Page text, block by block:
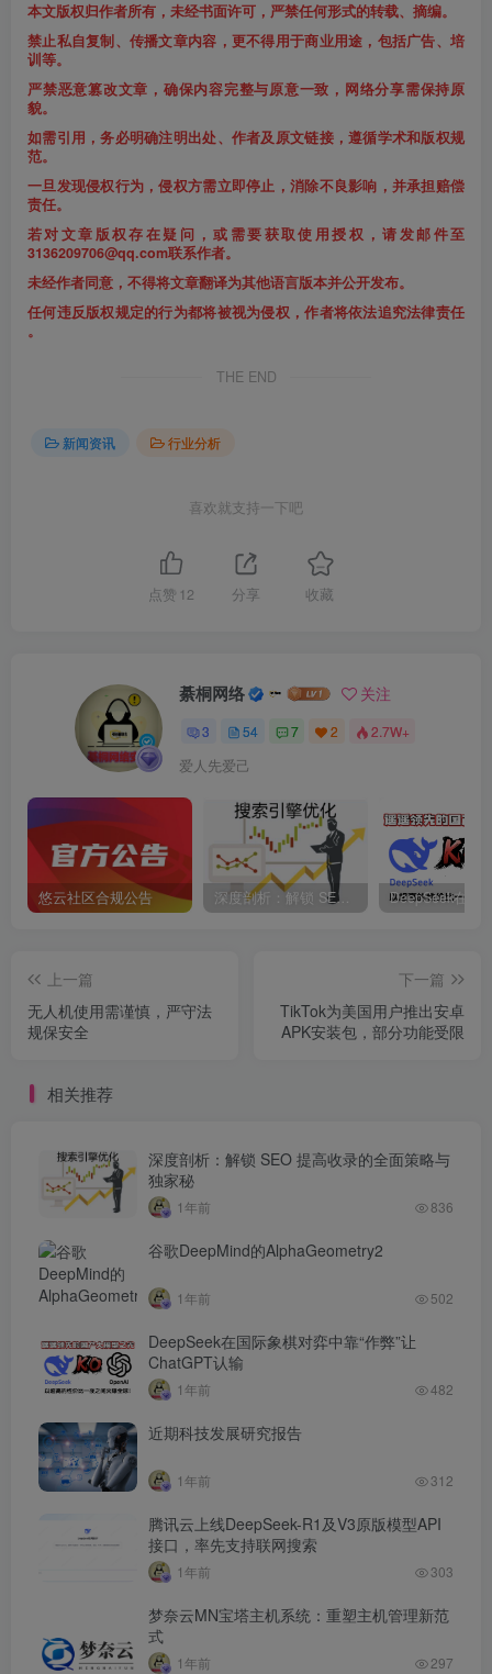
本文版权归作者所有，未经书面许可，严禁任何形式的转载、摘编。
禁止私自复制、传播文章内容，更不得用于商业用途，包括广告、培
训等。
严禁恶意篡改文章，确保内容完整与原意一致，网络分享需保持原
貌。
如需引用，务必明确注明出处、作者及原文链接，遵循学术和版权规
范。
一旦发现侵权行为，侵权方需立即停止，消除不良影响，并承担赔偿
责任。
若对文章版权存在疑问，或需要获取使用授权，请发邮件至
3136209706@qq.com联系作者。
未经作者同意，不得将文章翻译为其他语言版本并公开发布。
任何违反版权规定的行为都将被视为侵权，作者将依法追究法律责任
。
THE END
新闻资讯 行业分析
喜欢就支持一下吧
点赞 12 分享 收藏
綦桐网络 关注
3 54 7 2 2.7W+
爱人先爱己
悠云社区合规公告 深度剖析：解锁 SEO 提高收录的全面策略与独家秘
上一篇
无人机使用需谨慎，严守法
规保安全
下一篇
TikTok为美国用户推出安卓
APK安装包，部分功能受限
相关推荐
深度剖析：解锁 SEO 提高收录的全面策略与
独家秘
1年前 836
谷歌DeepMind的AlphaGeometry2
1年前 502
DeepSeek在国际象棋对弈中靠“作弊”让
ChatGPT认输
1年前 482
近期科技发展研究报告
1年前 312
腾讯云上线DeepSeek-R1及V3原版模型API
接口，率先支持联网搜索
1年前 303
梦奈云MN宝塔主机系统：重塑主机管理新范
式
1年前 297